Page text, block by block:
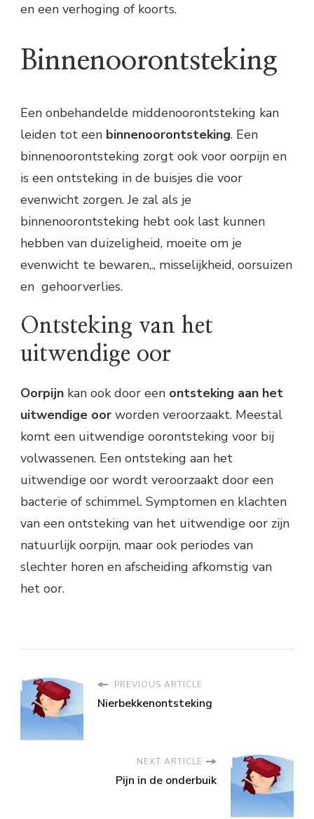
en een verhoging of koorts.
Binnenoorontsteking
Een onbehandelde middenoorontsteking kan
leiden tot een binnenoorontsteking. Een
binnenoorontsteking zorgt ook voor oorpijn en
is een ontsteking in de buisjes die voor
evenwicht zorgen. Je zal als je
binnenoorontsteking hebt ook last kunnen
hebben van duizeligheid, moeite om je
evenwicht te bewaren,., misselijkheid, oorsuizen
en gehoorverlies.
Ontsteking van het
uitwendige oor
Oorpijn kan ook door een ontsteking aan het
uitwendige oor worden veroorzaakt. Meestal
komt een uitwendige oorontsteking voor bij
volwassenen. Een ontsteking aan het
uitwendige oor wordt veroorzaakt door een
bacterie of schimmel. Symptomen en klachten
van een ontsteking van het uitwendige oor zijn
natuurlijk oorpijn, maar ook periodes van
slechter horen en afscheiding afkomstig van
het oor.
PREVIOUS ARTICLE
Nierbekkenontsteking
NEXT ARTICLE
Pijn in de onderbuik